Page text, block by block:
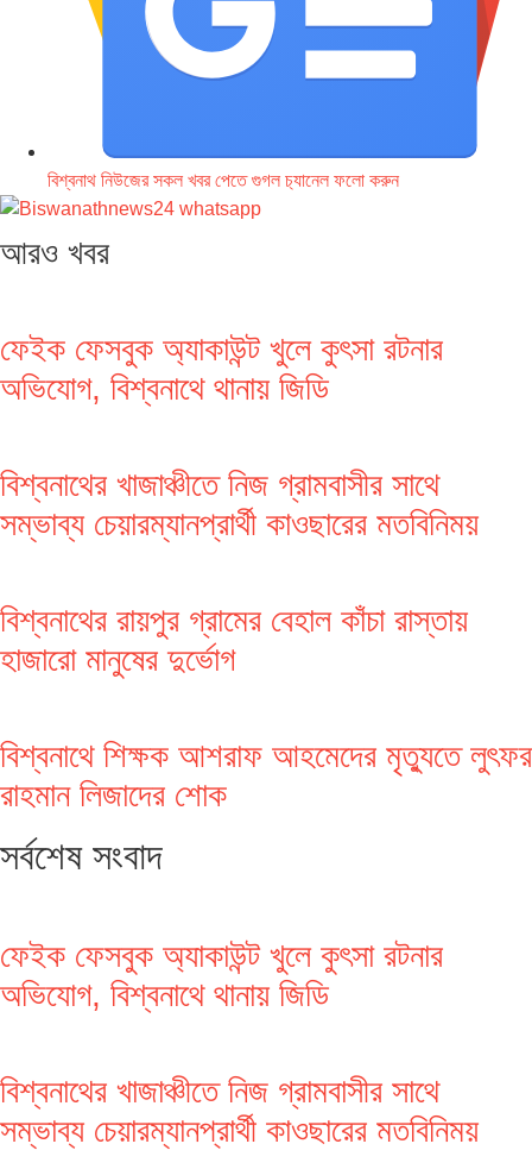
বিশ্বনাথ নিউজের সকল খবর পেতে গুগল চ‌্যানেল ফলো করুন
আরও খবর
ফেইক ফেসবুক অ্যাকাউন্ট খুলে কুৎসা রটনার
অভিযোগ, বিশ্বনাথে থানায় জিডি
বিশ্বনাথের খাজাঞ্চীতে নিজ গ্রামবাসীর সাথে
সম্ভাব্য চেয়ারম্যানপ্রার্থী কাওছারের মতবিনিময়
বিশ্বনাথের রায়পুর গ্রামের বেহাল কাঁচা রাস্তায়
হাজারো মানুষের দুর্ভোগ
বিশ্বনাথে শিক্ষক আশরাফ আহমেদের মৃত্যুতে লুৎফর
রাহমান লিজাদের শোক
সর্বশেষ সংবাদ
ফেইক ফেসবুক অ্যাকাউন্ট খুলে কুৎসা রটনার
অভিযোগ, বিশ্বনাথে থানায় জিডি
বিশ্বনাথের খাজাঞ্চীতে নিজ গ্রামবাসীর সাথে
সম্ভাব্য চেয়ারম্যানপ্রার্থী কাওছারের মতবিনিময়